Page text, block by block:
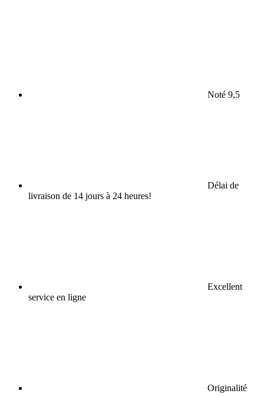
Noté 9,5
Délai de
livraison de 14 jours à 24 heures!
Excellent
service en ligne
Originalité